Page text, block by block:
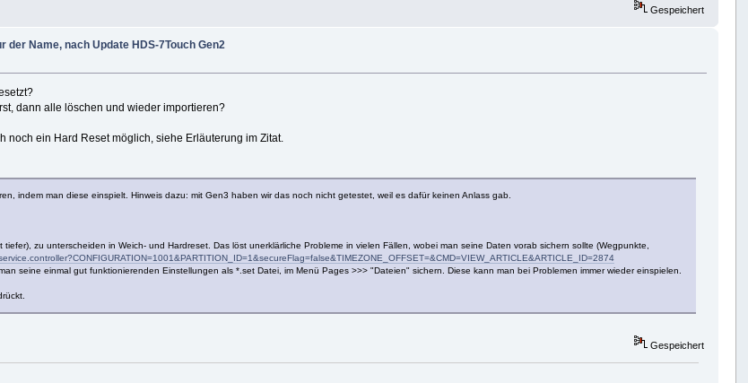
Gespeichert
der Name, nach Update HDS-7Touch Gen2
dann alle löschen und wieder importieren?
noch ein Hard Reset möglich, siehe Erläuterung im Zitat.
indem man diese einspielt. Hinweis dazu: mit Gen3 haben wir das noch nicht getestet, weil es dafür keinen Anlass gab.
zu unterscheiden in Weich- und Hardreset. Das löst unerklärliche Probleme in vielen Fällen, wobei man seine Daten vorab sichern sollte (Wegpunkte,
seine einmal gut funktionierenden Einstellungen als *.set Datei, im Menü Pages >>> "Dateien" sichern. Diese kann man bei Problemen immer wieder einspielen.
Gespeichert